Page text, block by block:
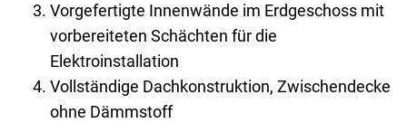
Vorgefertigte Innenwände im Erdgeschoss mit
vorbereiteten Schächten für die
Elektroinstallation
Vollständige Dachkonstruktion, Zwischendecke
ohne Dämmstoff